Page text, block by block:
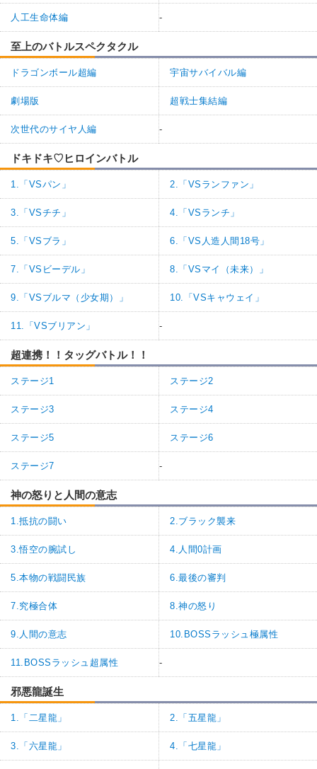
人工生命体編 -
至上のバトルスペクタクル
ドラゴンボール超編 宇宙サバイバル編
劇場版 超戦士集結編
次世代のサイヤ人編 -
ドキドキ♡ヒロインバトル
1.「VSパン」 2.「VSランファン」
3.「VSチチ」 4.「VSランチ」
5.「VSブラ」 6.「VS人造人間18号」
7.「VSビーデル」 8.「VSマイ（未来）」
9.「VSブルマ（少女期）」 10.「VSキャウェイ」
11.「VSブリアン」 -
超連携！！タッグバトル！！
ステージ1 ステージ2
ステージ3 ステージ4
ステージ5 ステージ6
ステージ7 -
神の怒りと人間の意志
1.抵抗の闘い 2.ブラック襲来
3.悟空の腕試し 4.人間0計画
5.本物の戦闘民族 6.最後の審判
7.究極合体 8.神の怒り
9.人間の意志 10.BOSSラッシュ極属性
11.BOSSラッシュ超属性 -
邪悪龍誕生
1.「二星龍」 2.「五星龍」
3.「六星龍」 4.「七星龍」